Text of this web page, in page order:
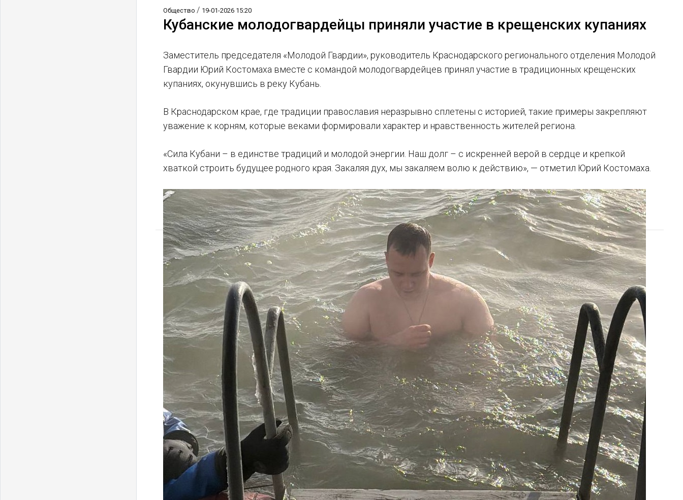
Общество/ 19-01-2026 15:20
Кубанские молодогвардейцы приняли участие в крещенских купаниях
Заместитель председателя «Молодой Гвардии», руководитель Краснодарского регионального отделения Молодой
Гвардии Юрий Костомаха вместе с командой молодогвардейцев принял участие в традиционных крещенских
купаниях, окунувшись в реку Кубань.
В Краснодарском крае, где традиции православия неразрывно сплетены с историей, такие примеры закрепляют
уважение к корням, которые веками формировали характер и нравственность жителей региона.
«Сила Кубани – в единстве традиций и молодой энергии. Наш долг – с искренней верой в сердце и крепкой
хваткой строить будущее родного края. Закаляя дух, мы закаляем волю к действию», — отметил Юрий Костомаха.